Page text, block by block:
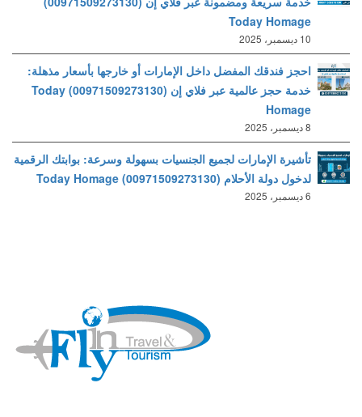
Today Homage
10 ديسمبر، 2025
احجز فندقك المفضل داخل الإمارات أو خارجها بأسعار مذهلة:
خدمة حجز عالمية عبر فلاي إن (00971509273130) Today
Homage
8 ديسمبر، 2025
تأشيرة الإمارات لجميع الجنسيات بسهولة وسرعة: بوابتك الرقمية
لدخول دولة الأحلام (00971509273130) Today Homage
6 ديسمبر، 2025